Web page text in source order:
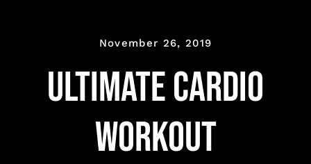
Ministries
November 26, 2019
Ultimate cardio
workout